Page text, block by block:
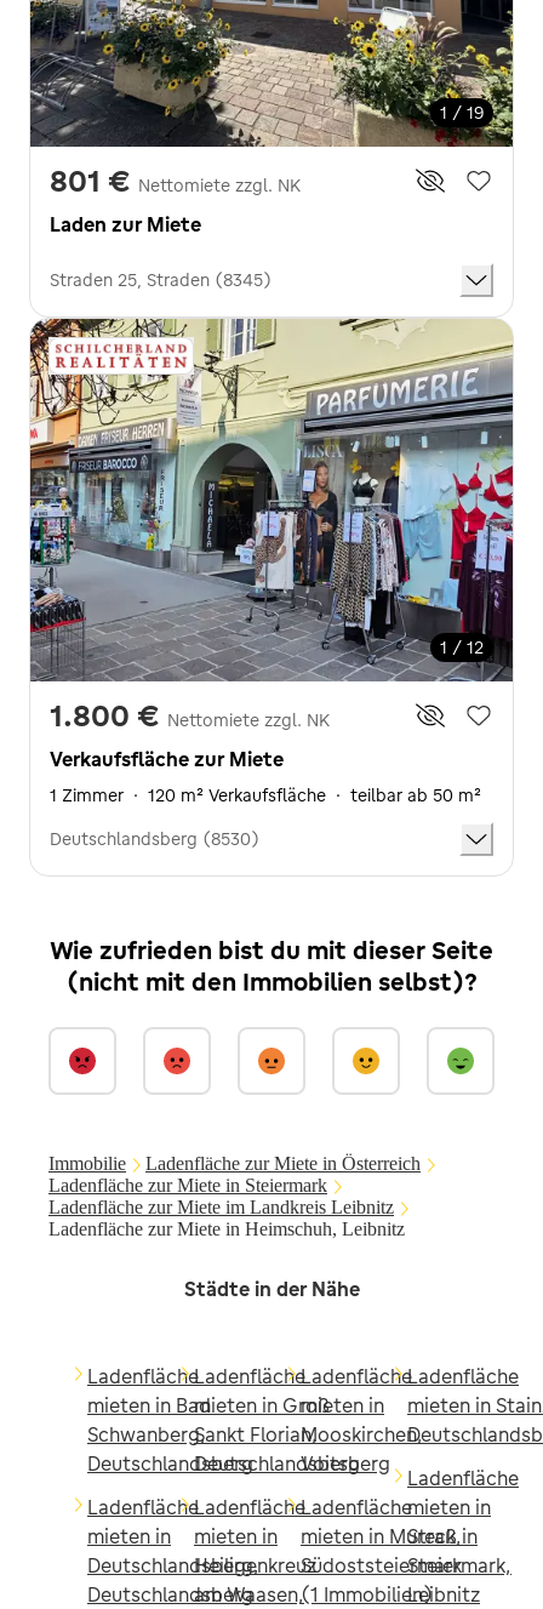
1 / 19
801 € Nettomiete zzgl. NK
Laden zur Miete
Straden 25, Straden (8345)
1 / 12
1.800 € Nettomiete zzgl. NK
Verkaufsfläche zur Miete
1 Zimmer · 120 m² Verkaufsfläche · teilbar ab 50 m²
Deutschlandsberg (8530)
Wie zufrieden bist du mit dieser Seite
(nicht mit den Immobilien selbst)?
Immobilie
Ladenfläche zur Miete in Österreich
Ladenfläche zur Miete in Steiermark
Ladenfläche zur Miete im Landkreis Leibnitz
Ladenfläche zur Miete in Heimschuh, Leibnitz
Städte in der Nähe
Ladenfläche
mieten in Bad
Schwanberg,
Deutschlandsberg
Ladenfläche
mieten in
Deutschlandsberg,
Deutschlandsberg
Ladenfläche
mieten in Groß
Sankt Florian,
Deutschlandsberg
Ladenfläche
mieten in
Heiligenkreuz
am Waasen,
Ladenfläche
mieten in
Mooskirchen,
Voitsberg
Ladenfläche
mieten in Mureck,
Südoststeiermark
(1 Immobilien)
Ladenfläche
mieten in
Ladenfläche
mieten in
Straß in
Steiermark,
Leibnitz